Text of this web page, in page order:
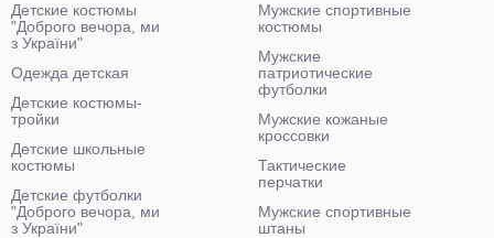
Детские костюмы
"Доброго вечора, ми
з України"
Одежда детская
Детские костюмы-
тройки
Детские школьные
костюмы
Детские футболки
"Доброго вечора, ми
з України"
Мужские спортивные
костюмы
Мужские
патриотические
футболки
Мужские кожаные
кроссовки
Тактические
перчатки
Мужские спортивные
штаны